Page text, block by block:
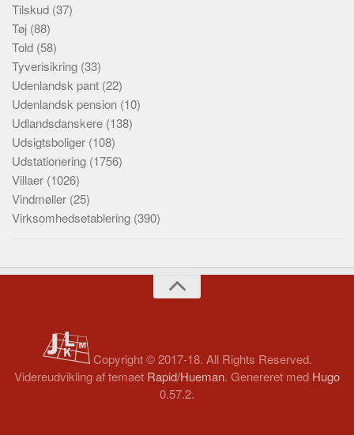
Tilskud (37)
Tøj (88)
Told (58)
Tyverisikring (33)
Udenlandsk pant (22)
Udenlandsk pension (10)
Udlandsdanskere (138)
Udsigtsboliger (108)
Udstationering (1756)
Villaer (1026)
Vindmøller (25)
Virksomhedsetablering (390)
Copyright © 2017-18. All Rights Reserved.
Videreudvikling af temaet Rapid/Hueman. Genereret med Hugo
0.57.2.